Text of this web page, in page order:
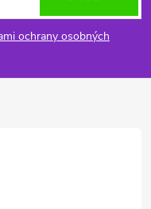
ochrany osobných